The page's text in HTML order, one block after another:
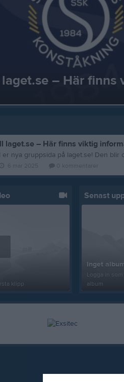
– Här finns
laget.se – Här finns viktig
klipp
Senast
Inget
Logga in
album